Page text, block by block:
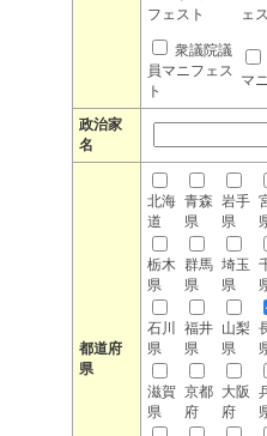
フェスト
ェ
衆議院議
員マニフェス
ト
マ
政治家
名
都道府
県
北海
道
青森
県
岩手
県
栃木
県
群馬
県
埼玉
県
石川
県
福井
県
山梨
県
滋賀
県
京都
府
大阪
府